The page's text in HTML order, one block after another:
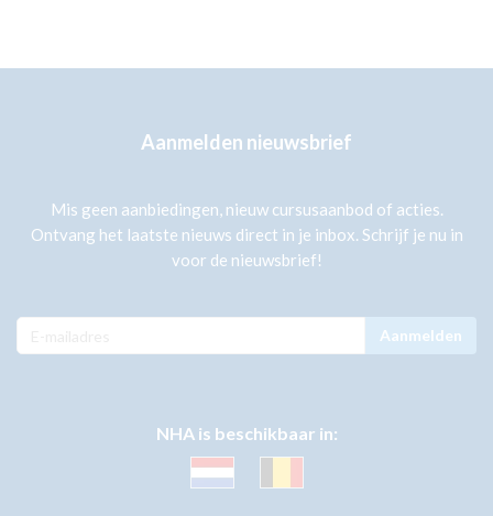
Aanmelden nieuwsbrief
Mis geen aanbiedingen, nieuw cursusaanbod of acties.
Ontvang het laatste nieuws direct in je inbox. Schrijf je nu in
voor de nieuwsbrief!
Aanmelden
NHA is beschikbaar in: